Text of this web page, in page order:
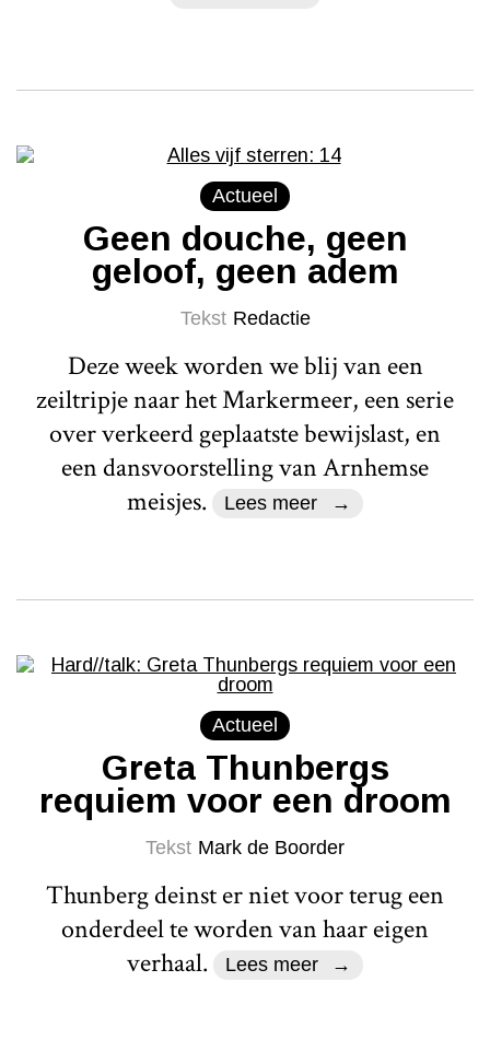
Actueel
Geen douche, geen
geloof, geen adem
Tekst Redactie
Deze week worden we blij van een
zeiltripje naar het Markermeer, een serie
over verkeerd geplaatste bewijslast, en
een dansvoorstelling van Arnhemse
meisjes.
Lees meer
Actueel
Greta Thunbergs
requiem voor een droom
Tekst Mark de Boorder
Thunberg deinst er niet voor terug een
onderdeel te worden van haar eigen
verhaal.
Lees meer